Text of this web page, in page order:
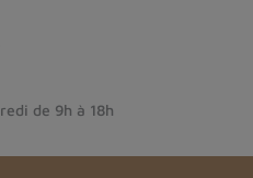
de 9h à 18h